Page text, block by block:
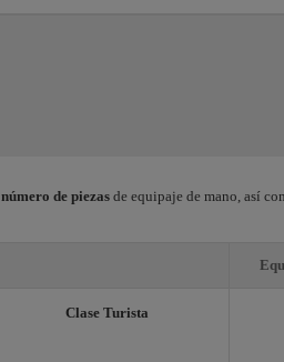
número de piezas de equipaje de mano, así
Clase Turista